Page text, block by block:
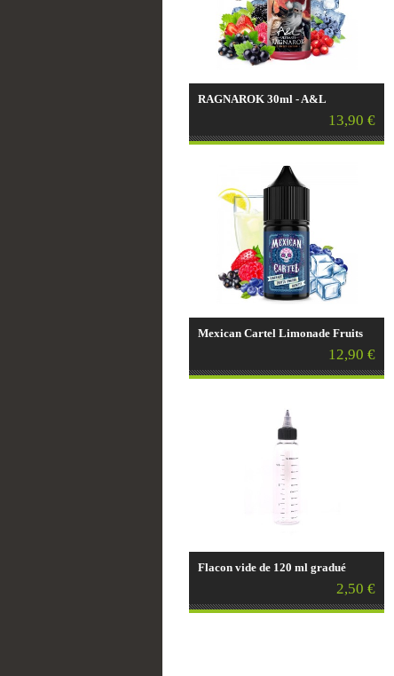
RAGNAROK 30ml - A&L
13,90 €
Mexican Cartel Limonade Fruits
12,90 €
Flacon vide de 120 ml gradué
2,50 €